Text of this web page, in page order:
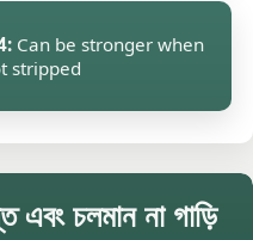
Can be stronger when
stripped
চলমান না গাড়ি